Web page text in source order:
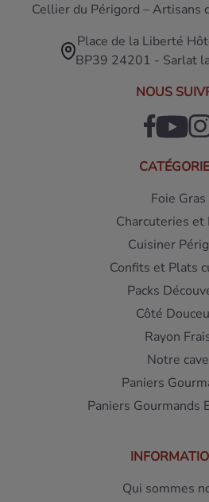
Cellier du Périgord – Artisans
Place de la Liberté
BP39 24201 - Sarlat
NOUS
Foie Gras
Charcuteries et
Cuisiner
Confits et Plats
Packs
Côté
Rayon
Notre cave
Paniers
Paniers Gourmands
Qui sommes